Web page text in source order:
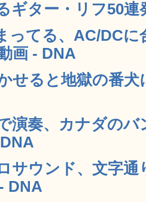
ギター・リフ50
ってる、AC/DC
画 - DNA
せると地獄の番
演奏、カナダの
サウンド、文字通
DNA